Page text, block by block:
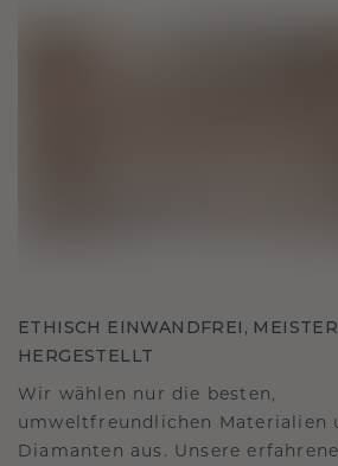
ETHISCH EINWANDFREI,
HERGESTELLT
Wir wählen nur die besten,
umweltfreundlichen Materialien
Diamanten aus. Unsere